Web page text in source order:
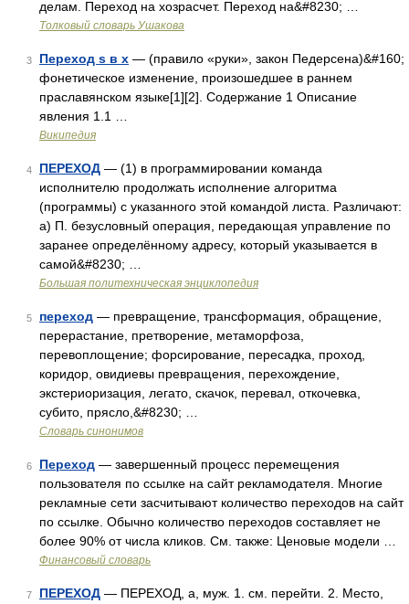
делам. Переход на хозрасчет. Переход на&#8230; …
Толковый словарь Ушакова
3 Переход s в x — (правило «руки», закон Педерсена)&#160;
фонетическое изменение, произошедшее в раннем
праславянском языке[1][2]. Содержание 1 Описание
явления 1.1 …
Википедия
4 ПЕРЕХОД — (1) в программировании команда
исполнителю продолжать исполнение алгоритма
(программы) с указанного этой командой листа. Различают:
а) П. безусловный операция, передающая управление по
заранее определённому адресу, который указывается в
самой&#8230; …
Большая политехническая энциклопедия
5 переход — превращение, трансформация, обращение,
перерастание, претворение, метаморфоза,
перевоплощение; форсирование, пересадка, проход,
коридор, овидиевы превращения, перехождение,
экстериоризация, легато, скачок, перевал, откочевка,
субито, прясло,&#8230; …
Словарь синонимов
6 Переход — завершенный процесс перемещения
пользователя по ссылке на сайт рекламодателя. Многие
рекламные сети засчитывают количество переходов на сайт
по ссылке. Обычно количество переходов составляет не
более 90% от числа кликов. См. также: Ценовые модели …
Финансовый словарь
7 ПЕРЕХОД — ПЕРЕХОД, а, муж. 1. см. перейти. 2. Место,